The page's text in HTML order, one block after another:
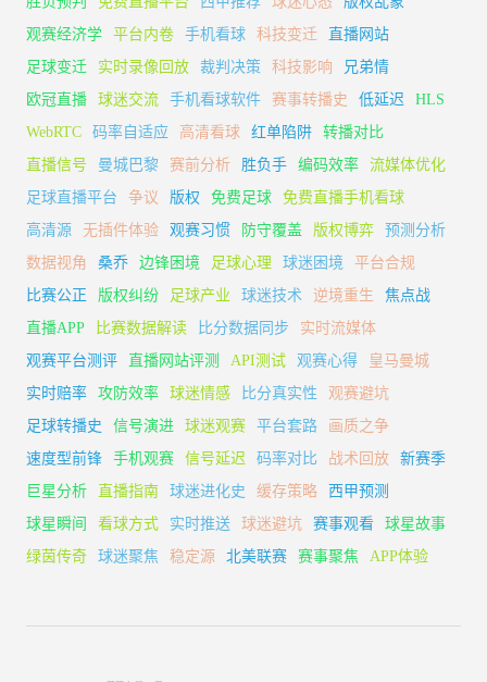
观赛经济学
平台内卷 手机看球 科技变迁
直播网站
足球变迁
实时录像回放 裁判决策 科技影响
兄弟情
欧冠直播
球迷交流 手机看球软件 赛事转播史 低延迟
HLS
WebRTC
码率自适应 高清看球 红单陷阱
转播对比
直播信号
曼城巴黎 赛前分析 胜负手 编码效率
流媒体优化
足球直播平台
争议 版权 免费足球
免费直播手机看球
高清源
无插件体验 观赛习惯 防守覆盖 版权博弈
预测分析
数据视角
桑乔 边锋困境 足球心理 球迷困境
平台合规
比赛公正
版权纠纷 足球产业 球迷技术 逆境重生
焦点战
直播APP
比赛数据解读 比分数据同步
实时流媒体
观赛平台测评
直播网站评测 API测试 观赛心得
皇马曼城
实时赔率
攻防效率 球迷情感 比分真实性
观赛避坑
足球转播史
信号演进 球迷观赛 平台套路
画质之争
速度型前锋
手机观赛 信号延迟 码率对比 战术回放
新赛季
巨星分析
直播指南 球迷进化史 缓存策略
西甲预测
球星瞬间
看球方式 实时推送 球迷避坑 赛事观看
球星故事
绿茵传奇
球迷聚焦 稳定源 北美联赛 赛事聚焦 APP体验